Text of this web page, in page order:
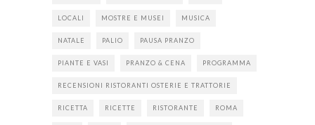
LOCALI MOSTRE E MUSEI MUSICA
NATALE PALIO PAUSA PRANZO
PIANTE E VASI PRANZO & CENA PROGRAMMA
RECENSIONI RISTORANTI OSTERIE E TRATTORIE
RICETTA RICETTE RISTORANTE ROMA